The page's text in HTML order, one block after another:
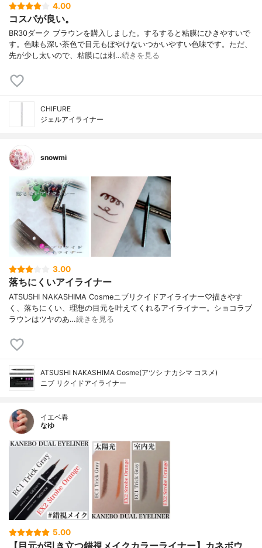
4.00
コスパが良い。
BR30ダーク ブラウンを購入しました。するすると粘膜にひきやすいで
す。色味も深い茶色で目元もぼやけないつかいやすい色味です。ただ、
先が少し太いので、粘膜には刺…続きを見る
CHIFURE
ジェルアイライナー
snowmi
3.00
落ちにくいアイライナー
ATSUSHI NAKASHIMA Cosmeニブリクイドアイライナー♡描きやす
く、落ちにくい、理想の目元を叶えてくれるアイライナー。ショコラブ
ラウンはツヤのあ…続きを見る
ATSUSHI NAKASHIMA Cosme(アツシ ナカシマ コスメ)
ニブ リクイドアイライナー
イエベ春
なゆ
5.00
【目元が引き立つ錯視メイクカラーライナー】カネボウ